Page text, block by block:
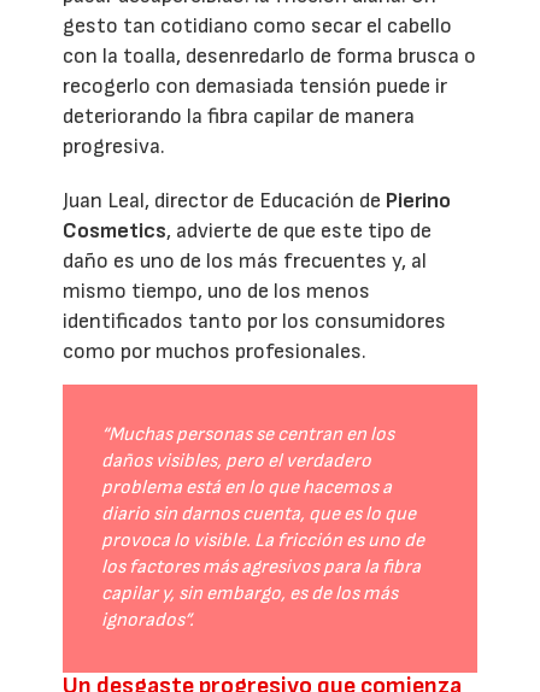
gesto tan cotidiano como secar el cabello
con la toalla, desenredarlo de forma brusca o
recogerlo con demasiada tensión puede ir
deteriorando la fibra capilar de manera
progresiva.
Juan Leal, director de Educación de Pierino
Cosmetics, advierte de que este tipo de
daño es uno de los más frecuentes y, al
mismo tiempo, uno de los menos
identificados tanto por los consumidores
como por muchos profesionales.
“Muchas personas se centran en los
daños visibles, pero el verdadero
problema está en lo que hacemos a
diario sin darnos cuenta, que es lo que
provoca lo visible. La fricción es uno de
los factores más agresivos para la fibra
capilar y, sin embargo, es de los más
ignorados”.
Un desgaste progresivo que comienza